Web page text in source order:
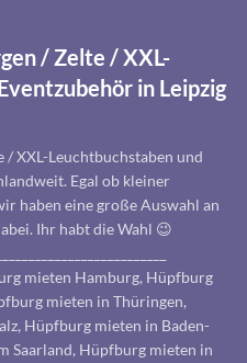
/ Zelte / XXL-
in Leipzig
XXL-Leuchtbuchstaben und
Egal ob kleiner
haben eine große Auswahl an
Ihr habt die Wahl 😉
mieten Hamburg, Hüpfburg
mieten in Thüringen,
Hüpfburg mieten in Baden-
Saarland, Hüpfburg mieten in